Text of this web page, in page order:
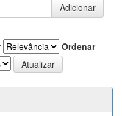
Ordenar